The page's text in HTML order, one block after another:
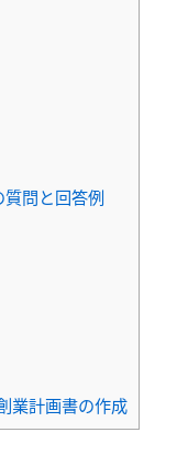
問と回答例
業計画書の作成